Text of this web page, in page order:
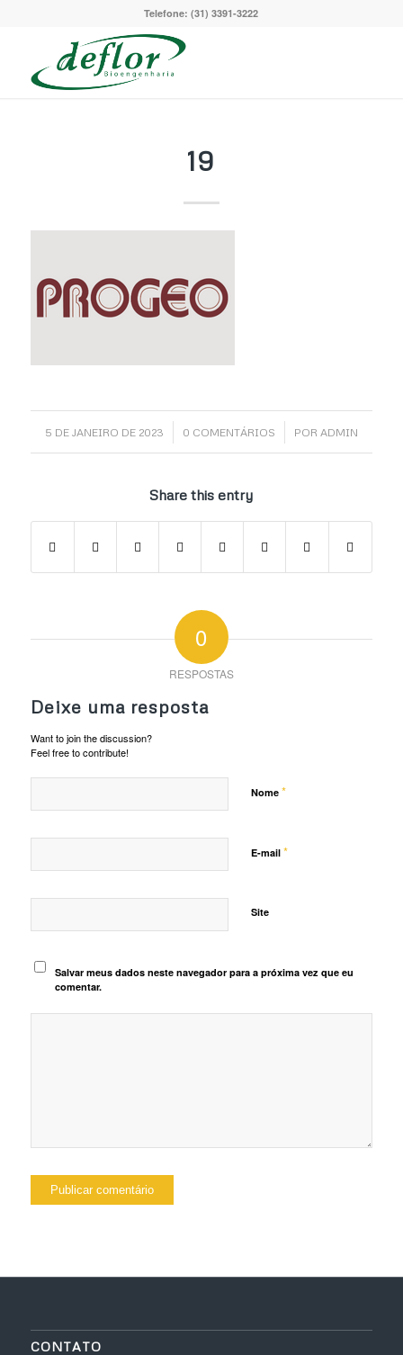
Telefone: (31) 3391-3222
19
5 DE JANEIRO DE 2023
/ 0 COMENTÁRIOS
/ POR ADMIN
Share this entry
0
RESPOSTAS
Deixe uma resposta
Want to join the discussion?
Feel free to contribute!
Nome *
E-mail *
Site
Salvar meus dados neste navegador para a próxima vez que eu
comentar.
CONTATO